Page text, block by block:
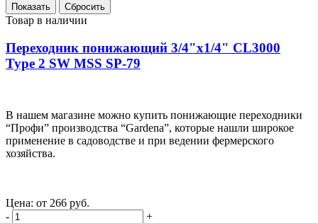
Товар в наличии
Переходник понижающий 3/4"х1/4" CL3000
Type 2 SW MSS SP-79
В нашем магазине можно купить понижающие переходники
“Профи” производства “Gardena”, которые нашли широкое
применение в садоводстве и при ведении фермерского
хозяйства.
Цена: от 266 руб.
-
+